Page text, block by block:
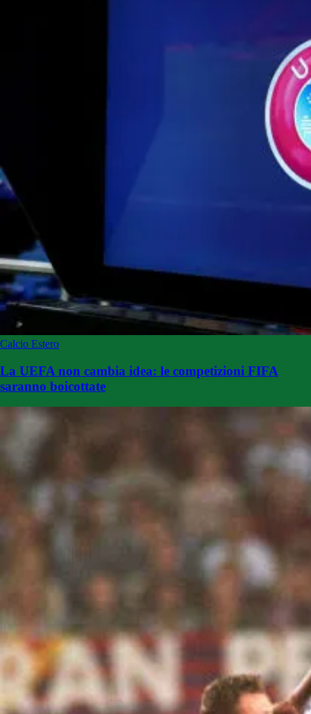
Calcio Estero
La UEFA non cambia idea: le competizioni FIFA
saranno boicottate